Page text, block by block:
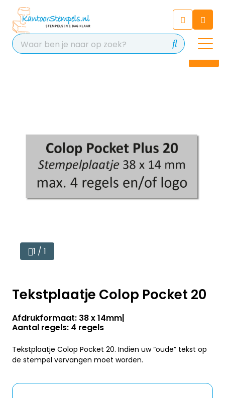
Chat 24/7 met onze chatbot
voor hulp
Contact
1 / 1
Tekstplaatje Colop Pocket 20
Afdrukformaat: 38 x 14mm
Aantal regels: 4 regels
Tekstplaatje Colop Pocket 20. Indien uw “oude” tekst op
de stempel vervangen moet worden.